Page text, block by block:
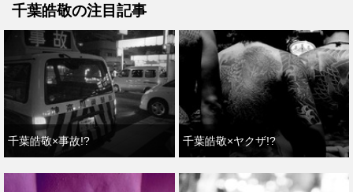
千葉皓敬の注目記事
千葉皓敬×事故!? 千葉皓敬×ヤクザ!?